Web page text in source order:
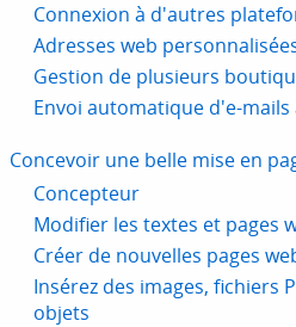
Connexion à d'autres
Adresses web
Gestion de plusieurs
Envoi automatique d'e-mails
Concevoir une belle mise en
Concepteur
Modifier les textes et pages
Créer de nouvelles pages
Insérez des images, fichiers
objets